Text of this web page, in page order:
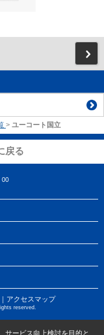
> ユーコート国立
戻る
00
｜アクセスマップ
reserved.
サービス向上検討を目的と